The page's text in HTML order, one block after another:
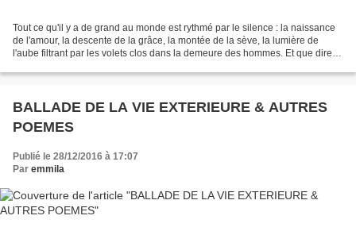
Tout ce qu'il y a de grand au monde est rythmé par le silence : la naissance
de l'amour, la descente de la grâce, la montée de la sève, la lumière de
l'aube filtrant par les volets clos dans la demeure des hommes. Et que dire
BALLADE DE LA VIE EXTERIEURE & AUTRES
POEMES
Publié le 28/12/2016 à 17:07
Par emmila